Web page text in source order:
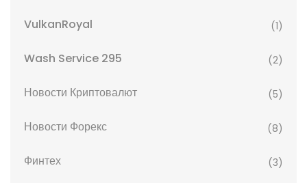
VulkanRoyal (1)
Wash Service 295 (2)
Новости Криптовалют (5)
Новости Форекс (8)
Финтех (3)